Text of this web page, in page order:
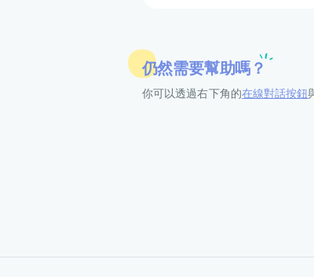
仍然需要幫助嗎？
你可以透過右下角的在線對話按鈕